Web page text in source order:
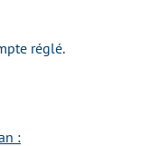
réglé.
: